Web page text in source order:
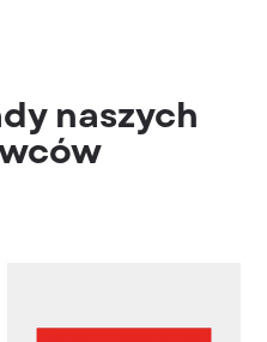
naszych